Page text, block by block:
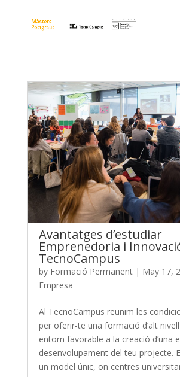
Avantatges d’estudiar
Emprenedoria i
TecnoCampus
by Formació Permanent| May 17,
Empresa
Al TecnoCampus reunim les
per oferir-te una formació d’alt
entorn favorable a la creació d’una
desenvolupament del teu projecte.
un model únic, on centres